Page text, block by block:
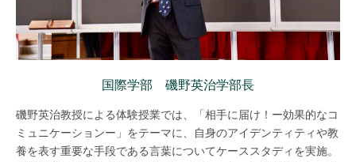
国際学部 磯野英治学部長
磯野英治教授による体験授業では、「相手に届け！ー効果的なコ
ミュニケーションー」をテーマに、自身のアイデンティティや教
養を表す重要な手段である言葉についてケーススタディを実施。